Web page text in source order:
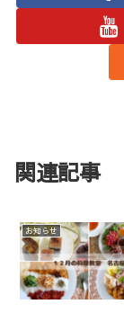
関連記事
お知らせ